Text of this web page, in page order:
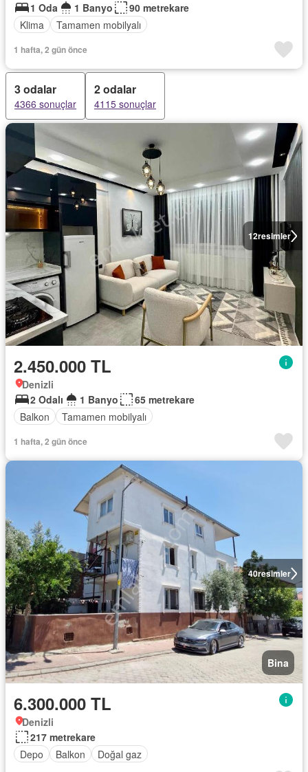
1 Oda
1 Banyo
90 metrekare
Klima
Tamamen mobilyalı
1 hafta, 2 gün önce
3 odalar
4366 sonuçlar
2 odalar
4115 sonuçlar
12resimler
2.450.000 TL
Denizli
2 Odalı
1 Banyo
65 metrekare
Balkon
Tamamen mobilyalı
1 hafta, 2 gün önce
40resimler
Bina
6.300.000 TL
Denizli
217 metrekare
Depo
Balkon Doğal gaz